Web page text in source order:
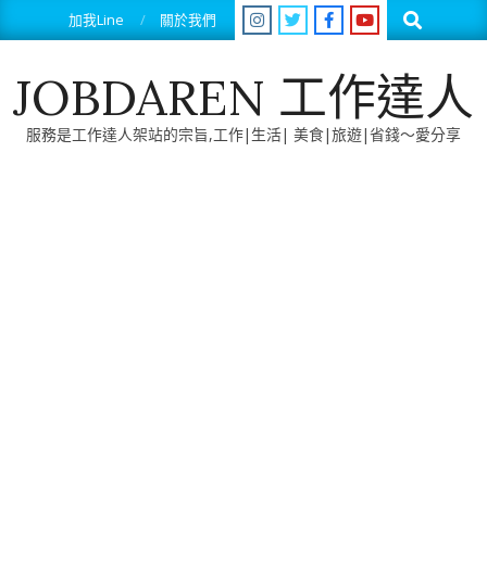
to
加我Line 關於我們 Search
JOBDAREN 工作達人
服務是工作達人架站的宗旨,工作|生活| 美食|旅遊|省錢～愛分享